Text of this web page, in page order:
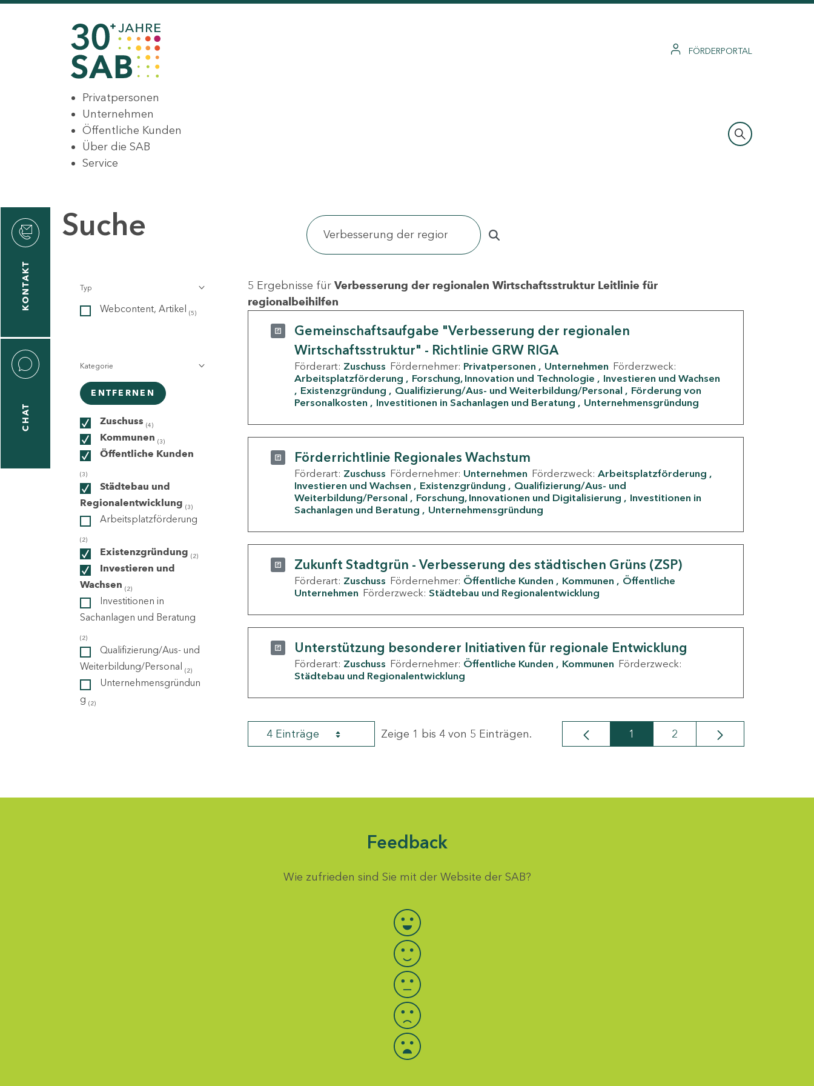
FÖRDERPORTAL
Privatpersonen
Unternehmen
Öffentliche Kunden
Über die SAB
Service
KONTAKT
CHAT
Suche
Typ
Webcontent, Artikel (5)
Kategorie
ENTFERNEN
Zuschuss (4)
Kommunen (3)
Öffentliche Kunden
(3)
Städtebau und
Regionalentwicklung (3)
Arbeitsplatzförderung
(2)
Existenzgründung (2)
Investieren und
Wachsen (2)
Investitionen in
Sachanlagen und Beratung
(2)
Qualifizierung/Aus- und
Weiterbildung/Personal (2)
Unternehmensgründun
g (2)
5 Ergebnisse für Verbesserung der regionalen Wirtschaftsstruktur Leitlinie für
regionalbeihilfen
Gemeinschaftsaufgabe "Verbesserung der regionalen
Wirtschaftsstruktur" - Richtlinie GRW RIGA
Förderart: Zuschuss Fördernehmer: Privatpersonen Unternehmen Förderzweck:
Arbeitsplatzförderung
Forschung, Innovation und Technologie
Investieren und Wachsen
Existenzgründung
Qualifizierung/Aus- und Weiterbildung/Personal
Förderung von
Personalkosten
Investitionen in Sachanlagen und Beratung Unternehmensgründung
Förderrichtlinie Regionales Wachstum
Förderart: Zuschuss Fördernehmer: Unternehmen Förderzweck: Arbeitsplatzförderung
Investieren und Wachsen
Existenzgründung
Qualifizierung/Aus- und
Weiterbildung/Personal
Forschung, Innovationen und Digitalisierung
Investitionen in
Sachanlagen und Beratung
Unternehmensgründung
Zukunft Stadtgrün - Verbesserung des städtischen Grüns (ZSP)
Förderart: Zuschuss Fördernehmer: Öffentliche Kunden Kommunen
Öffentliche
Unternehmen Förderzweck: Städtebau und Regionalentwicklung
Unterstützung besonderer Initiativen für regionale Entwicklung
Förderart: Zuschuss Fördernehmer: Öffentliche Kunden Kommunen Förderzweck:
Städtebau und Regionalentwicklung
4 Einträge Zeige 1 bis 4 von 5 Einträgen. Seite
1 Seite
2
Feedback
Wie zufrieden sind Sie mit der Website der SAB?
Bewertung auswählen